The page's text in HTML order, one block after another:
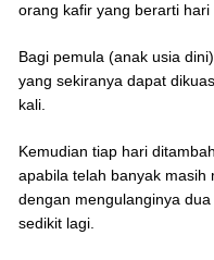
orang kafir yang berarti
Bagi pemula (anak usia
yang sekiranya dapat
kali.
Kemudian tiap hari
apabila telah banyak masih
dengan mengulanginya
sedikit lagi.